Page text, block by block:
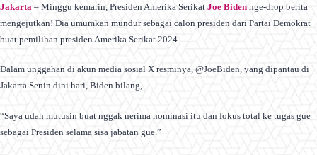
Jakarta – Minggu kemarin, Presiden Amerika Serikat Joe Biden nge-drop berita
mengejutkan! Dia umumkan mundur sebagai calon presiden dari Partai Demokrat
buat pemilihan presiden Amerika Serikat 2024.
Dalam unggahan di akun media sosial X resminya, @JoeBiden, yang dipantau di
Jakarta Senin dini hari, Biden bilang,
“Saya udah mutusin buat nggak nerima nominasi itu dan fokus total ke tugas gue
sebagai Presiden selama sisa jabatan gue.”